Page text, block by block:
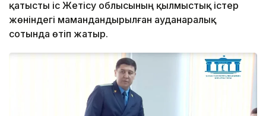
қатысты іс Жетісу облысының қылмыстық істер
жөніндегі мамандандырылған ауданаралық
сотында өтіп жатыр.